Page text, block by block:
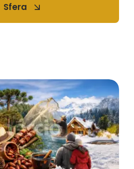
Sfera